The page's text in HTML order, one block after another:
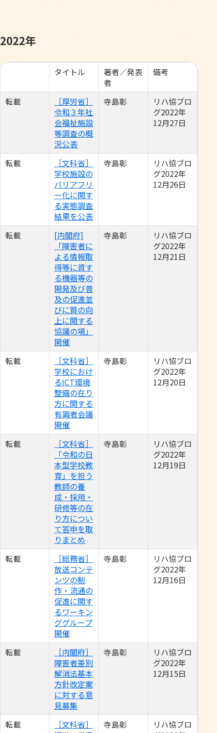
2022年
タイトル
著者／発表
者
備考
転載
［厚労省］
令和３年社
会福祉施設
等調査の概
況公表
寺島彰
リハ協ブロ
グ2022年
12月27日
転載
［文科省］
学校施設の
バリアフリ
ー化に関す
る実態調査
結果を公表
寺島彰
リハ協ブロ
グ2022年
12月26日
転載
[内閣府]
「障害者に
よる情報取
得等に資す
る機器等の
開発及び普
及の促進並
びに質の向
上に関する
協議の場」
開催
寺島彰
リハ協ブロ
グ2022年
12月21日
転載
［文科省］
学校におけ
るICT環境
整備の在り
方に関する
有識者会議
開催
寺島彰
リハ協ブロ
グ2022年
12月20日
転載
［文科省］
「令和の日
本型学校教
育」を担う
教師の養
成・採用・
研修等の在
り方につい
て答申を取
りまとめ
寺島彰
リハ協ブロ
グ2022年
12月19日
転載
［総務省］
放送コンテ
ンツの制
作・流通の
促進に関す
るワーキン
ググループ
開催
寺島彰
リハ協ブロ
グ2022年
12月16日
転載
［内閣府］
障害者差別
解消法基本
方針改定案
に対する意
見募集
寺島彰
リハ協ブロ
グ2022年
12月15日
転載
［文科省］
寺島彰
リハ協ブロ